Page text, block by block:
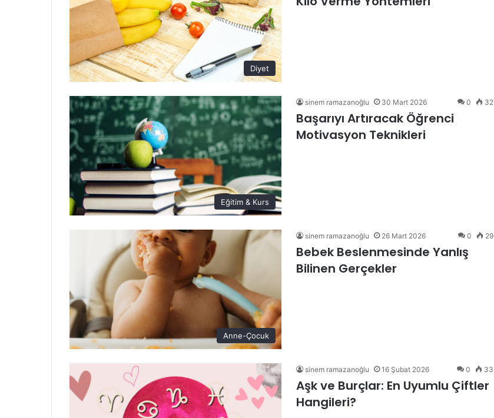
Diyet
Eğitim & Kurs
sinem ramazanoğlu 30 Mart 2026 0 32
Başarıyı Artıracak Öğrenci
Motivasyon Teknikleri
Anne-Çocuk
sinem ramazanoğlu 26 Mart 2026 0 29
Bebek Beslenmesinde Yanlış
Bilinen Gerçekler
sinem ramazanoğlu 16 Şubat 2026 0 33
Aşk ve Burçlar: En Uyumlu Çiftler
Hangileri?